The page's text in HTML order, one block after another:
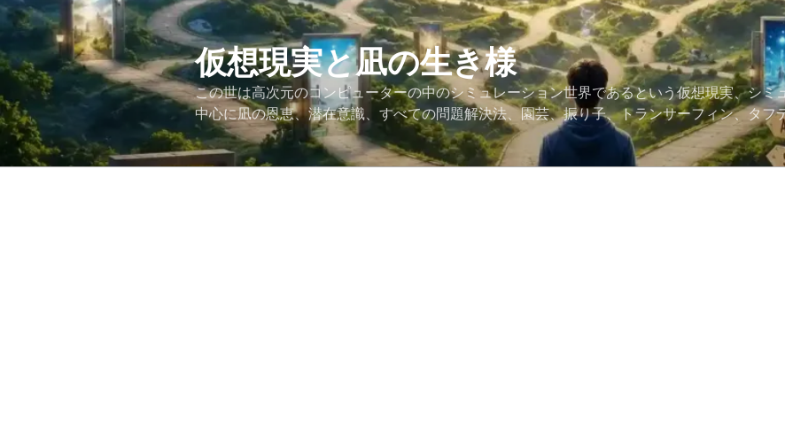
コ
テ
ン
ツ
へ
ス
仮想現実と凪の生き様
この世は高次元のコンピューターの中のシミュレーション世界であるという仮想現実、シミ
中心に凪の恩恵、潜在意識、すべての問題解決法、園芸、振り子、トランサーフィン、タフ